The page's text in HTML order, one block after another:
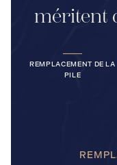
méritent
REMPLACEMENT DE LA
PILE